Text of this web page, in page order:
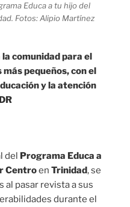
Educa a tu hijo del
Fotos: Alipio Martínez
comunidad para el
pequeños, con el
y la atención
del Programa Educa a
Centroen Trinidad, se
pasar revista a sus
durante el